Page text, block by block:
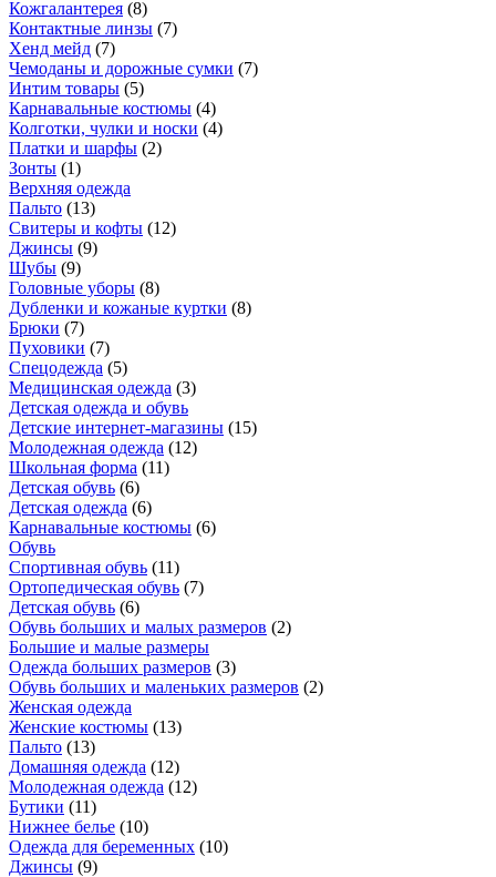
Кожгалантерея (8)
Контактные линзы (7)
Хенд мейд (7)
Чемоданы и дорожные сумки (7)
Интим товары (5)
Карнавальные костюмы (4)
Колготки, чулки и носки (4)
Платки и шарфы (2)
Зонты (1)
Верхняя одежда
Пальто (13)
Свитеры и кофты (12)
Джинсы (9)
Шубы (9)
Головные уборы (8)
Дубленки и кожаные куртки (8)
Брюки (7)
Пуховики (7)
Спецодежда (5)
Медицинская одежда (3)
Детская одежда и обувь
Детские интернет-магазины (15)
Молодежная одежда (12)
Школьная форма (11)
Детская обувь (6)
Детская одежда (6)
Карнавальные костюмы (6)
Обувь
Спортивная обувь (11)
Ортопедическая обувь (7)
Детская обувь (6)
Обувь больших и малых размеров (2)
Большие и малые размеры
Одежда больших размеров (3)
Обувь больших и маленьких размеров (2)
Женская одежда
Женские костюмы (13)
Пальто (13)
Домашняя одежда (12)
Молодежная одежда (12)
Бутики (11)
Нижнее белье (10)
Одежда для беременных (10)
Джинсы (9)